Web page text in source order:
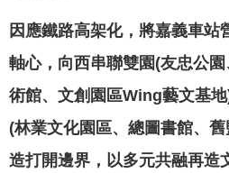
關
網
便
民
服
因應鐵路高架化，將嘉義車站
軸心，向西串聯雙園(友忠公
術館、文創園區Wing藝文基
(林業文化園區、總圖書館、
造打開邊界，以多元共融再造